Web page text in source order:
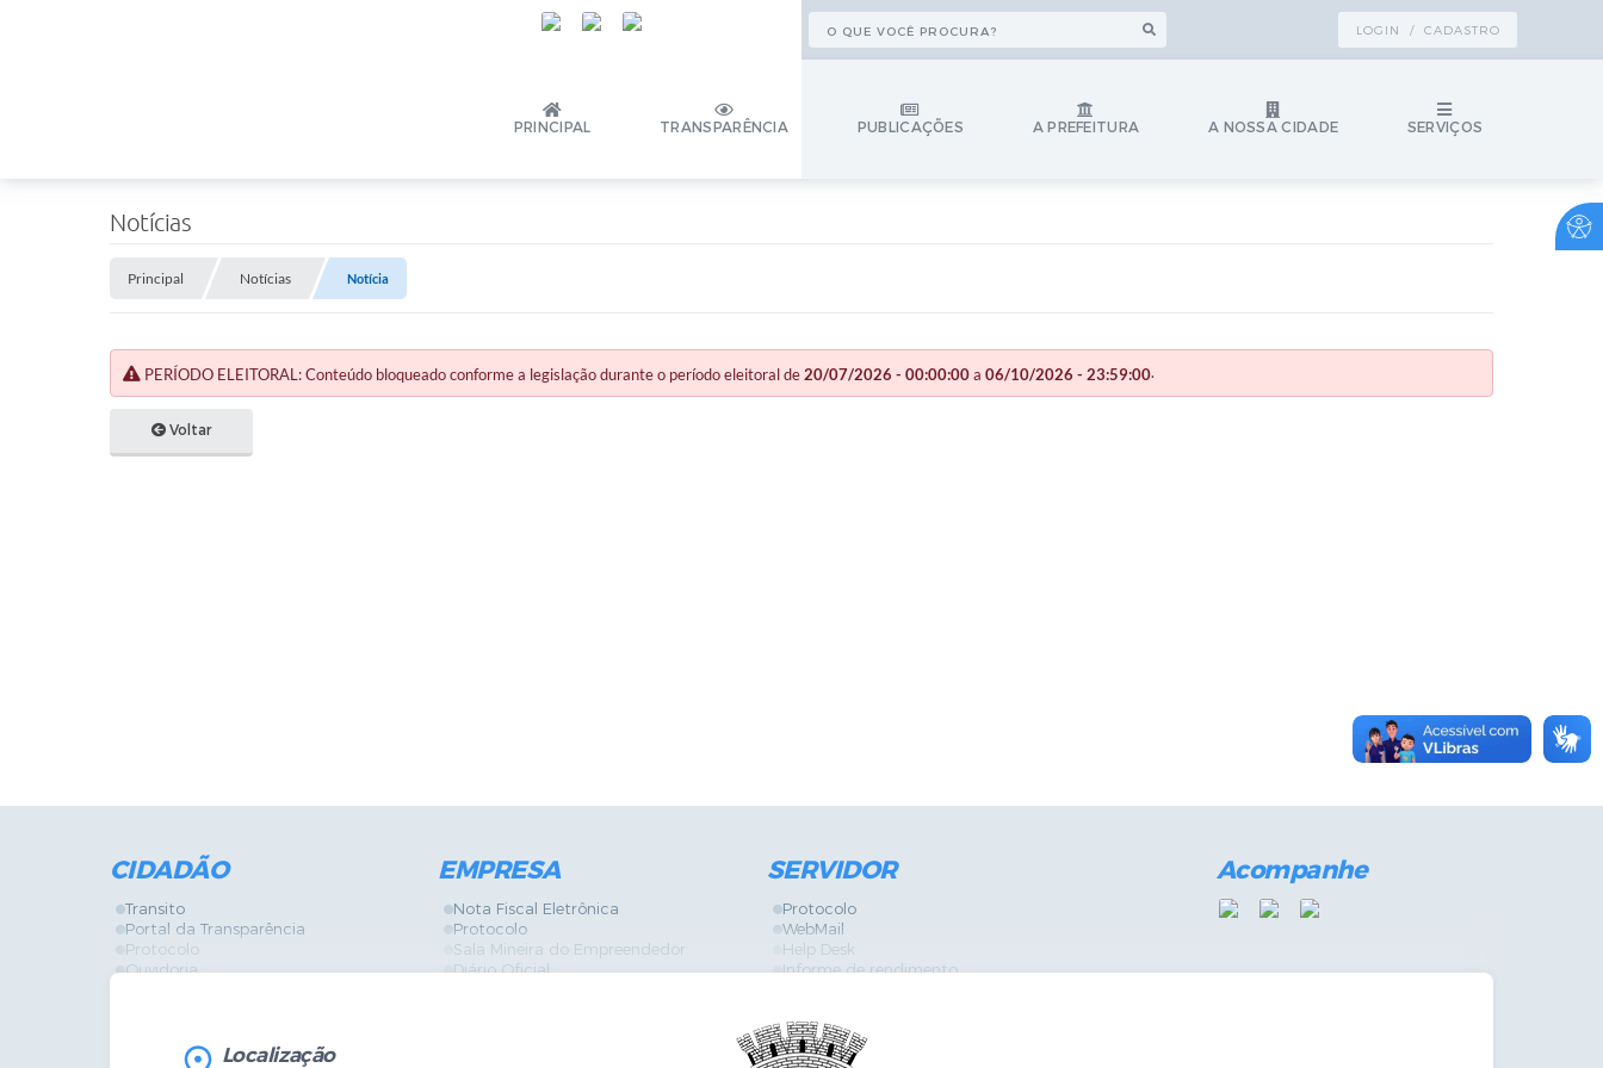
LOGIN / CADASTRO
PRINCIPAL TRANSPARÊNCIA PUBLICAÇÕES A PREFEITURA A NOSSA CIDADE SERVIÇOS
Notícias
Principal Notícias Notícia
PERÍODO ELEITORAL: Conteúdo bloqueado conforme a legislação durante o período eleitoral de20/07/2026 - 00:00:00a 06/10/2026 - 23:59:00.
Voltar
CIDADÃO
Transito
Portal da Transparência
Protocolo
Ouvidoria
Legislação
EMPRESA
Nota Fiscal Eletrônica
Protocolo
Sala Mineira do Empreendedor
Diário Oficial
SERVIDOR
Protocolo
WebMail
Help Desk
Informe de rendimento
GPI
Diário Oficial
Acompanhe
Localização